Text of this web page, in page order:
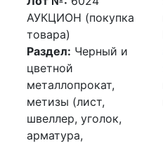
АУКЦИОН (покупка
товара)
Раздел: Черный и
цветной
металлопрокат,
метизы (лист,
швеллер, уголок,
арматура,